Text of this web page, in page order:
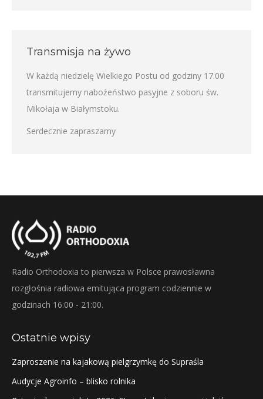
Transmisja na żywo
W każdą niedzielę Wielkiego Postu od godziny 17.00
transmitujemy nabożeństwo pasyjne z soboru św.
Mikołaja w Białymstoku.
Serdecznie zapraszamy
Radio Orthodoxia to pierwsza w Polsce prawosławna
rozgłośnia radiowa emitująca program codziennie w
godzinach 16:00 - 21:00.
Ostatnie wpisy
Zaproszenie na kajakową pielgrzymkę do Supraśla
Audycje Agroinfo – blisko rolnika